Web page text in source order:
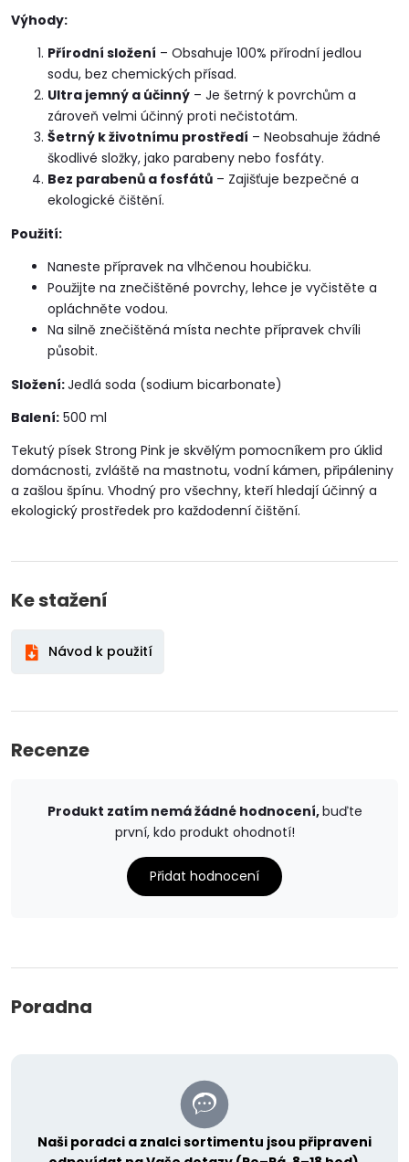
Výhody:
Přírodní složení – Obsahuje 100% přírodní jedlou
sodu, bez chemických přísad.
Ultra jemný a účinný – Je šetrný k povrchům a
zároveň velmi účinný proti nečistotám.
Šetrný k životnímu prostředí – Neobsahuje žádné
škodlivé složky, jako parabeny nebo fosfáty.
Bez parabenů a fosfátů – Zajišťuje bezpečné a
ekologické čištění.
Použití:
Naneste přípravek na vlhčenou houbičku.
Použijte na znečištěné povrchy, lehce je vyčistěte a
opláchněte vodou.
Na silně znečištěná místa nechte přípravek chvíli
působit.
Složení:Jedlá soda (sodium bicarbonate)
Balení: 500 ml
Tekutý písek Strong Pink je skvělým pomocníkem pro úklid
domácnosti, zvláště na mastnotu, vodní kámen, připáleniny
a zašlou špínu. Vhodný pro všechny, kteří hledají účinný a
ekologický prostředek pro každodenní čištění.
Ke stažení
Návod k použití
Recenze
Produkt zatím nemá žádné hodnocení,buďte
první, kdo produkt ohodnotí!
Přidat hodnocení
Poradna
Naši poradci a znalci sortimentu jsou připraveni